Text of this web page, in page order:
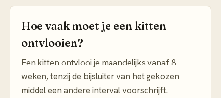
Hoe vaak moet je een kitten
ontvlooien?
Een kitten ontvlooi je maandelijks vanaf 8
weken, tenzij de bijsluiter van het gekozen
middel een andere interval voorschrijft.